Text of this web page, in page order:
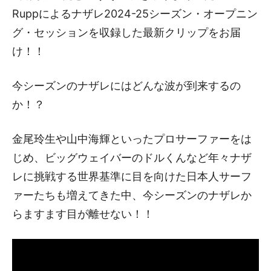
Ruppによるナザレ2024-25シーズン・オープニン
グ・セッションを収録した最新クリップをお届
け！！
今シーズンのナザレにはどんな波が到来するの
か！？
金尾玲生や山中海輝といったプロサーファーをは
じめ、ビッグウェイバーのドルくんなど年々ナザ
レに挑戦する世界基準に目を向けた日本人サーフ
ァーたちも増えてきた中、今シーズンのナザレか
らますます目が離せない！！